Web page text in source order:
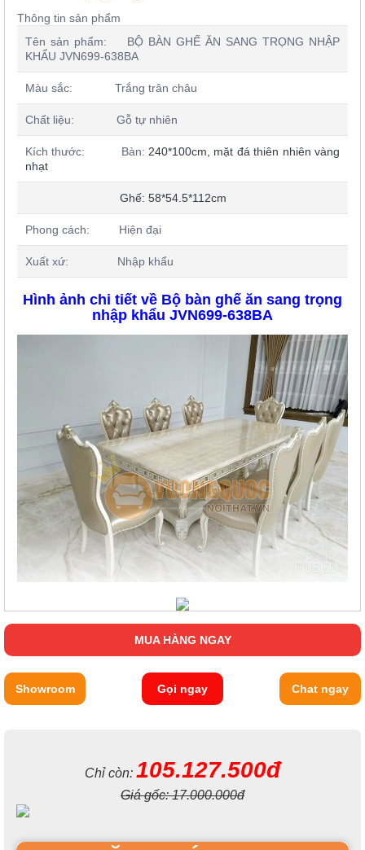
Thông tin sản phẩm
Tên sản phẩm: BỘ BÀN GHẾ ĂN SANG TRỌNG NHẬP
KHẨU JVN699-638BA
Màu sắc: Trắng trân châu
Chất liệu: Gỗ tự nhiên
Kích thước: Bàn: 240*100cm, mặt đá thiên nhiên vàng
nhạt
Ghế: 58*54.5*112cm
Phong cách: Hiện đại
Xuất xứ: Nhập khẩu
Hình ảnh chi tiết về Bộ bàn ghế ăn sang trọng
nhập khẩu JVN699-638BA
MUA HÀNG NGAY
Showroom Gọi ngay Chat ngay
Chỉ còn: 105.127.500đ
Giá gốc:17.000.000đ